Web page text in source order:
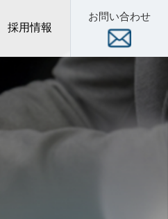
お問い合わせ
採用情報
新卒 特設サイト